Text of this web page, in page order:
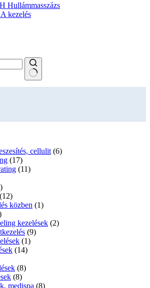
Hullámmasszázs
kezelés
cellulit (6)
(17)
(11)
(12)
közben (1)
kezelések (2)
(9)
(1)
(14)
(8)
(8)
medispa (8)